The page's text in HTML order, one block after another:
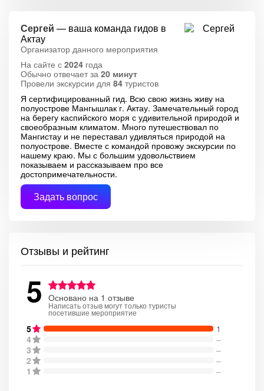
Сергей — ваша команда гидов в
Актау
Организатор данного мероприятия
На сайте с 2024 года
Обычно отвечает за 20 минут
Провели экскурсии для 84 туристов
Я сертифицированный гид. Всю свою жизнь живу на
полуострове Мангышлак г. Актау. Замечательный город
на берегу каспийского моря с удивительной природой и
своеобразным климатом. Много путешествовал по
Мангистау и не переставал удивляться природой на
полуострове. Вместе с командой провожу экскурсии по
нашему краю. Мы с большим удовольствием
показываем и рассказываем про все
достопримечательности.
Задать вопрос
Отзывы и рейтинг
5 Основано на 1 отзыве
Написать отзыв могут только туристы
посетившие мероприятие
5
1
4
–
3
–
2
–
1
–